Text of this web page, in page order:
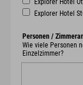
Explorer Hotel
Personen /
Wie viele Personen
Einzelzimmer?